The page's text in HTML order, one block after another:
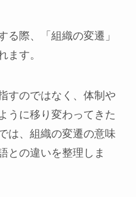
る際、「組織の変遷」
ます。
すのではなく、体制や
うに移り変わってきた
は、組織の変遷の意味
との違いを整理しま